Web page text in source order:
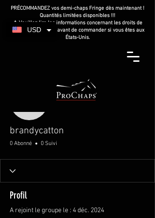
PRÉCOMMANDEZ vos demi-chaps Fringe dès maintenant !
Quantités limitées disponibles !!!
⚠️ Veuillez lire les informations concernant les droits de
douane américains avant de commander si vous êtes aux
États-Unis.
brandycatton
brandycatton
0 Abonné 0 Suivi
Profil
A rejoint le groupe le : 4 déc. 2024
USD